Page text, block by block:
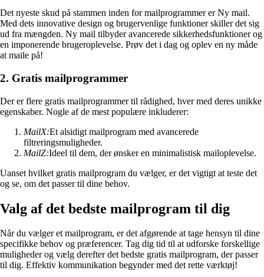
Det nyeste skud på stammen inden for mailprogrammer er Ny mail.
Med dets innovative design og brugervenlige funktioner skiller det sig
ud fra mængden. Ny mail tilbyder avancerede sikkerhedsfunktioner og
en imponerende brugeroplevelse. Prøv det i dag og oplev en ny måde
at maile på!
2. Gratis mailprogrammer
Der er flere gratis mailprogrammer til rådighed, hver med deres unikke
egenskaber. Nogle af de mest populære inkluderer:
MailX:Et alsidigt mailprogram med avancerede
filtreringsmuligheder.
MailZ:Ideel til dem, der ønsker en minimalistisk mailoplevelse.
Uanset hvilket gratis mailprogram du vælger, er det vigtigt at teste det
og se, om det passer til dine behov.
Valg af det bedste mailprogram til dig
Når du vælger et mailprogram, er det afgørende at tage hensyn til dine
specifikke behov og præferencer. Tag dig tid til at udforske forskellige
muligheder og vælg derefter det bedste gratis mailprogram, der passer
til dig. Effektiv kommunikation begynder med det rette værktøj!